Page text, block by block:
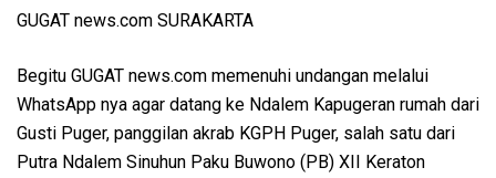
GUGAT news.com SURAKARTA
Begitu GUGAT news.com memenuhi undangan melalui
WhatsApp nya agar datang ke Ndalem Kapugeran rumah dari
Gusti Puger, panggilan akrab KGPH Puger, salah satu dari
Putra Ndalem Sinuhun Paku Buwono (PB) XII Keraton